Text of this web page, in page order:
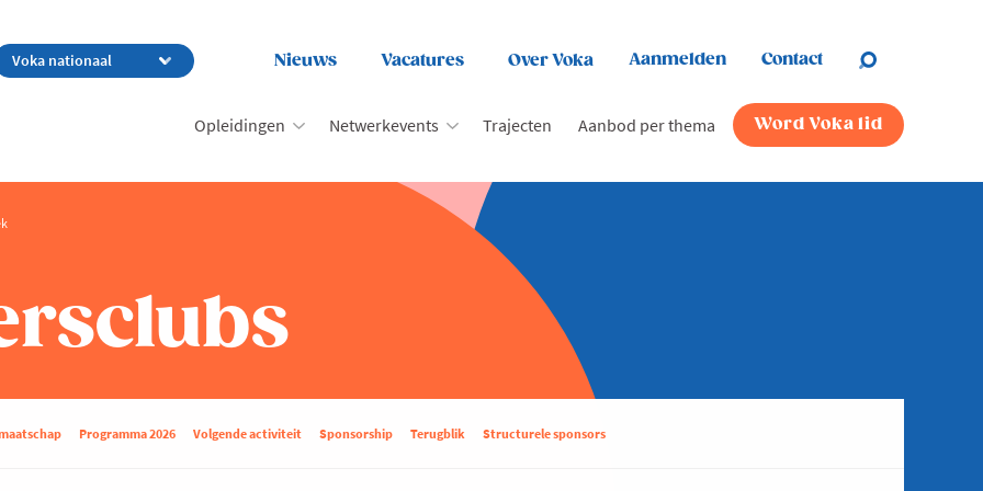
Nieuws Vacatures Over Voka Aanmelden Contact
Opleidingen Netwerkevents Trajecten Aanbod per thema Word Voka lid
Programma 2026 Volgende activiteit Sponsorship Terugblik Structurele sponsors